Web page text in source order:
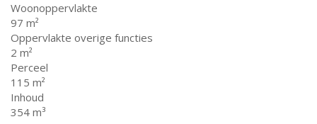
Woonoppervlakte
97 m²
Oppervlakte overige functies
2 m²
Perceel
115 m²
Inhoud
354 m³